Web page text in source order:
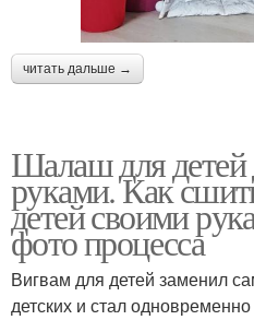
читать дальше →
Шалаш для детей
руками. Как
детей своими
фото процесса
Вигвам для детей заменил
детских и стал